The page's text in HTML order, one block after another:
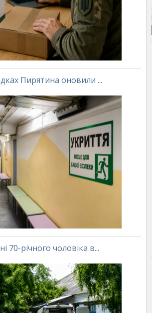
Пирятина оновили ...
70-річного чоловіка в...